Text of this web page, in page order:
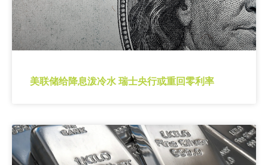
美联储给降息泼冷水 瑞士央行或重回零利率